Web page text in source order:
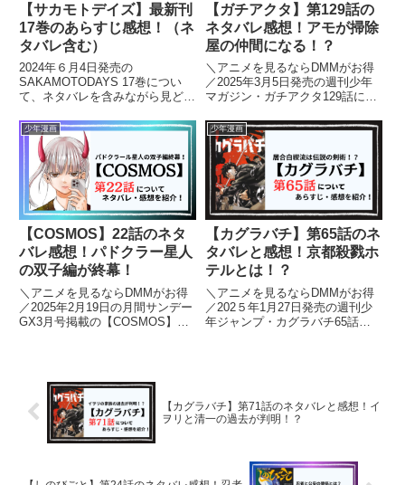
【サカモトデイズ】最新刊
17巻のあらすじ感想！（ネ
タバレ含む）
2024年６月4日発売の
SAKAMOTODAYS 17巻につい
て、ネタバレを含みながら見どこ
す。
【ガチアクタ】第129話の
ネタバレ感想！アモが掃除
屋の仲間になる！？
＼アニメを見るならDMMがお得
／2025年3月5日発売の週刊少年
マガジン・ガチアクタ129話につ
ころやあらすじ、感想を紹介しま
す。【ガチアクタ】を読むのがオ
ススメの人はこちら！・王道少年
漫画・ダークファンタジー...
少年漫画
【COSMOS】22話のネタ
バレ感想！パドクラー星人
の双子編が終幕！
＼アニメを見るならDMMがお得
／2025年2月19日の月間サンデー
GX3月号掲載の【COSMOS】の
を読むのがオススメの人はこち
ら！・SF・仕事をこ...
少年漫画
【カグラバチ】第65話のネ
タバレと感想！京都殺戮ホ
テルとは！？
＼アニメを見るならDMMがお得
／202５年1月27日発売の週刊少
年ジャンプ・カグラバチ65話に
【カグラバチ】第71話のネタバレと感想！イ
ヲリと清一の過去が判明！？